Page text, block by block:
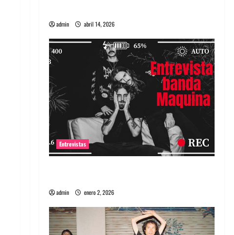
admin abril 14, 2026
Entrevistas
admin enero 2, 2026